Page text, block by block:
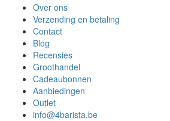
Over ons
Verzending en betaling
Contact
Blog
Recensies
Groothandel
Cadeaubonnen
Aanbiedingen
Outlet
info@4barista.be